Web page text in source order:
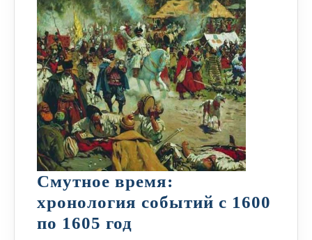
Смутное время:
хронология событий с 1600
по 1605 год